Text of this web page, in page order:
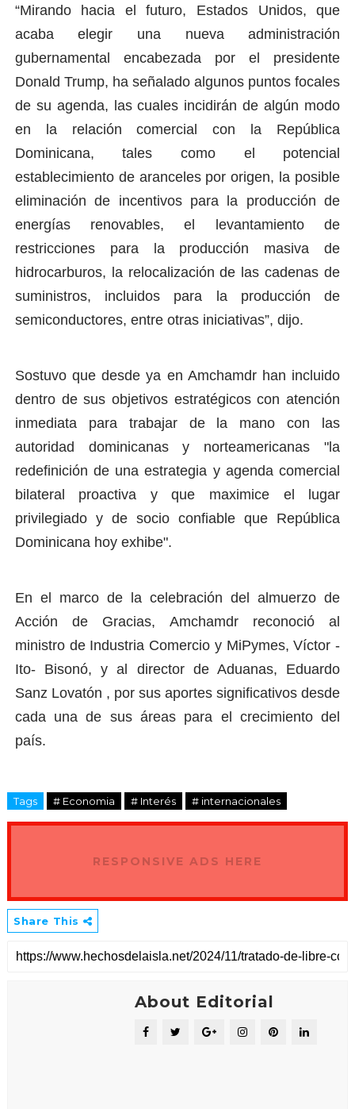
“Mirando hacia el futuro, Estados Unidos, que
acaba elegir una nueva administración
gubernamental encabezada por el presidente
Donald Trump, ha señalado algunos puntos focales
de su agenda, las cuales incidirán de algún modo
en la relación comercial con la República
Dominicana, tales como el potencial
establecimiento de aranceles por origen, la posible
eliminación de incentivos para la producción de
energías renovables, el levantamiento de
restricciones para la producción masiva de
hidrocarburos, la relocalización de las cadenas de
suministros, incluidos para la producción de
semiconductores, entre otras iniciativas”, dijo.
Sostuvo que desde ya en Amchamdr han incluido
dentro de sus objetivos estratégicos con atención
inmediata para trabajar de la mano con las
autoridad dominicanas y norteamericanas "la
redefinición de una estrategia y agenda comercial
bilateral proactiva y que maximice el lugar
privilegiado y de socio confiable que República
Dominicana hoy exhibe".
En el marco de la celebración del almuerzo de
Acción de Gracias, Amchamdr reconoció al
ministro de Industria Comercio y MiPymes, Víctor -
Ito- Bisonó, y al director de Aduanas, Eduardo
Sanz Lovatón , por sus aportes significativos desde
cada una de sus áreas para el crecimiento del
país.
Tags # Economia # Interés # internacionales
RESPONSIVE ADS HERE
Share This
About Editorial